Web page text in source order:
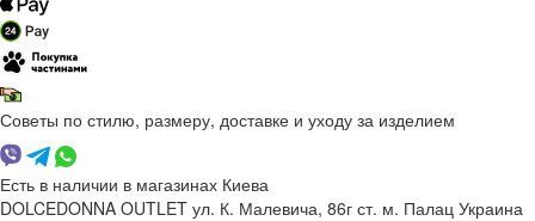
Советы по стилю, размеру, доставке и уходу за изделием
Есть в наличии в магазинах Киева
DOLCEDONNA OUTLET ул. К. Малевича, 86г ст. м. Палац Украина